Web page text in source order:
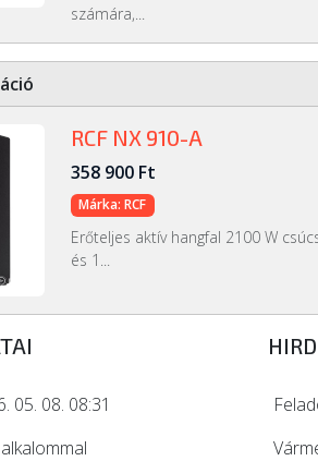
számára,...
RCF NX 910-A
358 900 Ft
Márka: RCF
Erőteljes aktív hangfal 2100 W
és 1...
05. 08. 08:31